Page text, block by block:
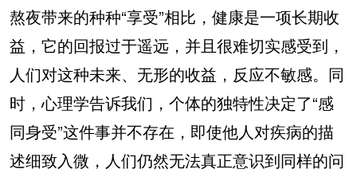
熬夜带来的种种“享受”相比，健康是一项长期收
益，它的回报过于遥远，并且很难切实感受到，
人们对这种未来、无形的收益，反应不敏感。同
时，心理学告诉我们，个体的独特性决定了“感
同身受”这件事并不存在，即使他人对疾病的描
述细致入微，人们仍然无法真正意识到同样的问